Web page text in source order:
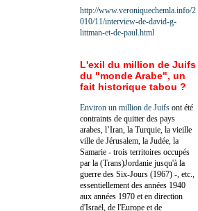
http://www.veroniquechemla.info/2
010/11/interview-de-david-g-
littman-et-de-paul.html
L'exil du million de Juifs
du "monde Arabe", un
fait historique tabou ?
Environ un million de Juifs ont été
contraints de quitter des pays
arabes, l’Iran, la Turquie, la vieille
ville de Jérusalem, la Judée, la
Samarie - trois territoires occupés
par la (Trans)Jordanie jusqu'à la
guerre des Six-Jours (1967) -, etc.,
essentiellement des années 1940
aux années 1970 et en direction
d'Israël, de l'Europe et de